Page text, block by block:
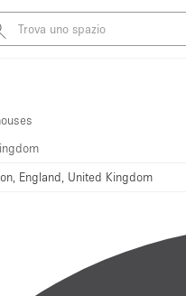
England, United Kingdom